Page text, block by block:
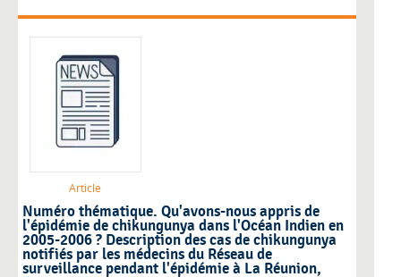
Article
Numéro thématique. Qu'avons-nous appris de
l'épidémie de chikungunya dans l'Océan Indien en
2005-2006 ? Description des cas de chikungunya
notifiés par les médecins du Réseau de
surveillance pendant l'épidémie à La Réunion,